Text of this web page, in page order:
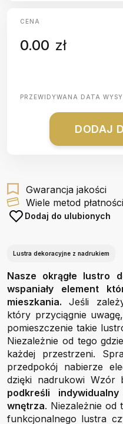
CENA
0.00 zł
PRZEWIDYWANA DATA
DODAJ
Gwarancja jakości
Wiele metod płatności
Dodaj do ulubionych
Lustra dekoracyjne z nadrukiem
Nasze okrągłe lustro
wspaniały element
mieszkania. Jeśli
który przyciągnie
pomieszczenie takie
Niezależnie od tego
każdej przestrzeni.
przedpokój nabierze
dzięki nadrukowi Wzór
podkreśli
wnętrza. Niezależnie od
funkcjonalnego lustra